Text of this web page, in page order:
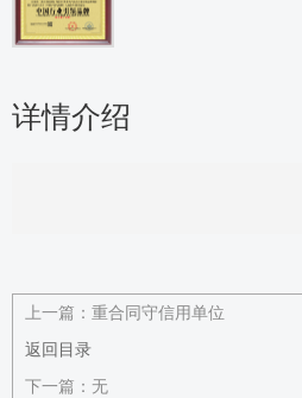
详情介绍
上一篇： 重合同守信用单位
返回目录
下一篇： 无